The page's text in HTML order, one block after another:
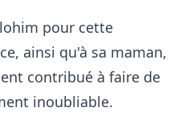
pour cette
ainsi qu'à sa maman,
contribué à faire de
inoubliable.